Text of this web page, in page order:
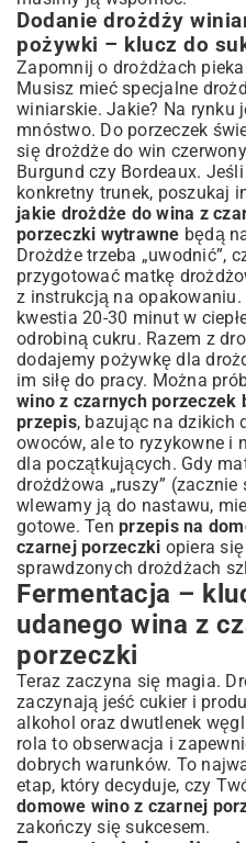
Dodanie drożdży
pożywki – klucz do
Zapomnij o drożdżach
Musisz mieć specjalne
winiarskie. Jakie? Na rynku
mnóstwo. Do porzeczek
się drożdże do win
Burgund czy Bordeaux.
konkretny trunek, poszukaj
jakie drożdże do wina z
porzeczki wytrawne będą
Drożdże trzeba „uwodnić”,
przygotować matkę
z instrukcją na opakowaniu.
kwestia 20-30 minut w
odrobiną cukru. Razem z
dodajemy pożywkę dla
im siłę do pracy. Można
wino z czarnych porzeczek
przepis, bazując na dzikich
owoców, ale to ryzykowne i
dla początkujących. Gdy
drożdżowa „ruszy” (zacznie
wlewamy ją do nastawu,
gotowe. Ten przepis na
czarnej porzeczki opiera
sprawdzonych drożdżach
Fermentacja –
udanego wina z
porzeczki
Teraz zaczyna się magia.
zaczynają jeść cukier i
alkohol oraz dwutlenek
rola to obserwacja i
dobrych warunków. To
etap, który decyduje, czy
domowe wino z czarnej
zakończy się sukcesem.